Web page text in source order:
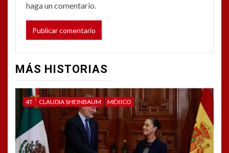
haga un comentario.
MÁS HISTORIAS
4T CLAUDIA SHEINBAUM MÉXICO